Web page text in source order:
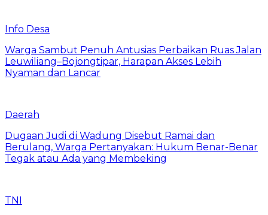
Info Desa
Warga Sambut Penuh Antusias Perbaikan Ruas Jalan
Leuwiliang–Bojongtipar, Harapan Akses Lebih
Nyaman dan Lancar
Daerah
Dugaan Judi di Wadung Disebut Ramai dan
Berulang, Warga Pertanyakan: Hukum Benar-Benar
Tegak atau Ada yang Membeking
TNI